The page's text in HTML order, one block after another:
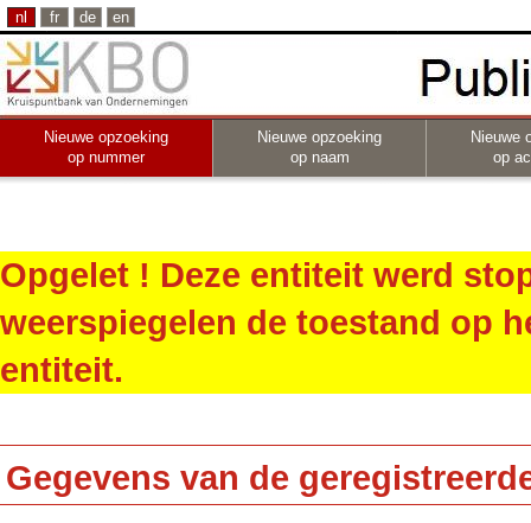
nl fr de en
Nieuwe opzoeking
op nummer
Nieuwe opzoeking
op naam
Nieuwe
op
Opgelet ! Deze entiteit werd
weerspiegelen de toestand op
entiteit.
Gegevens van de